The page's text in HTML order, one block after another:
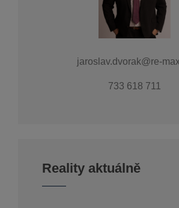
jaroslav.dvorak@re-
733 618 711
Reality aktuálně